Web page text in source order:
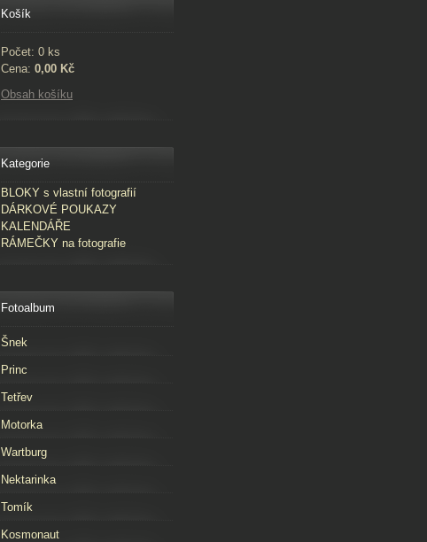
Košík
Počet: 0 ks
Cena: 0,00 Kč
Obsah košíku
Kategorie
BLOKY s vlastní fotografií
DÁRKOVÉ POUKAZY
KALENDÁŘE
RÁMEČKY na fotografie
Fotoalbum
Šnek
Princ
Tetřev
Motorka
Wartburg
Nektarinka
Tomík
Kosmonaut